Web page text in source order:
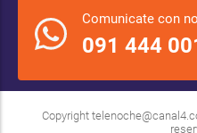
Comunicate con
091 444
Copyright